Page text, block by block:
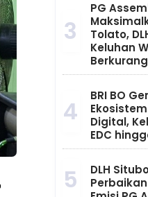
3
PG
Tolato,
Keluhan
Berkurang
4
BRI BO
Digital,
EDC
5
DLH